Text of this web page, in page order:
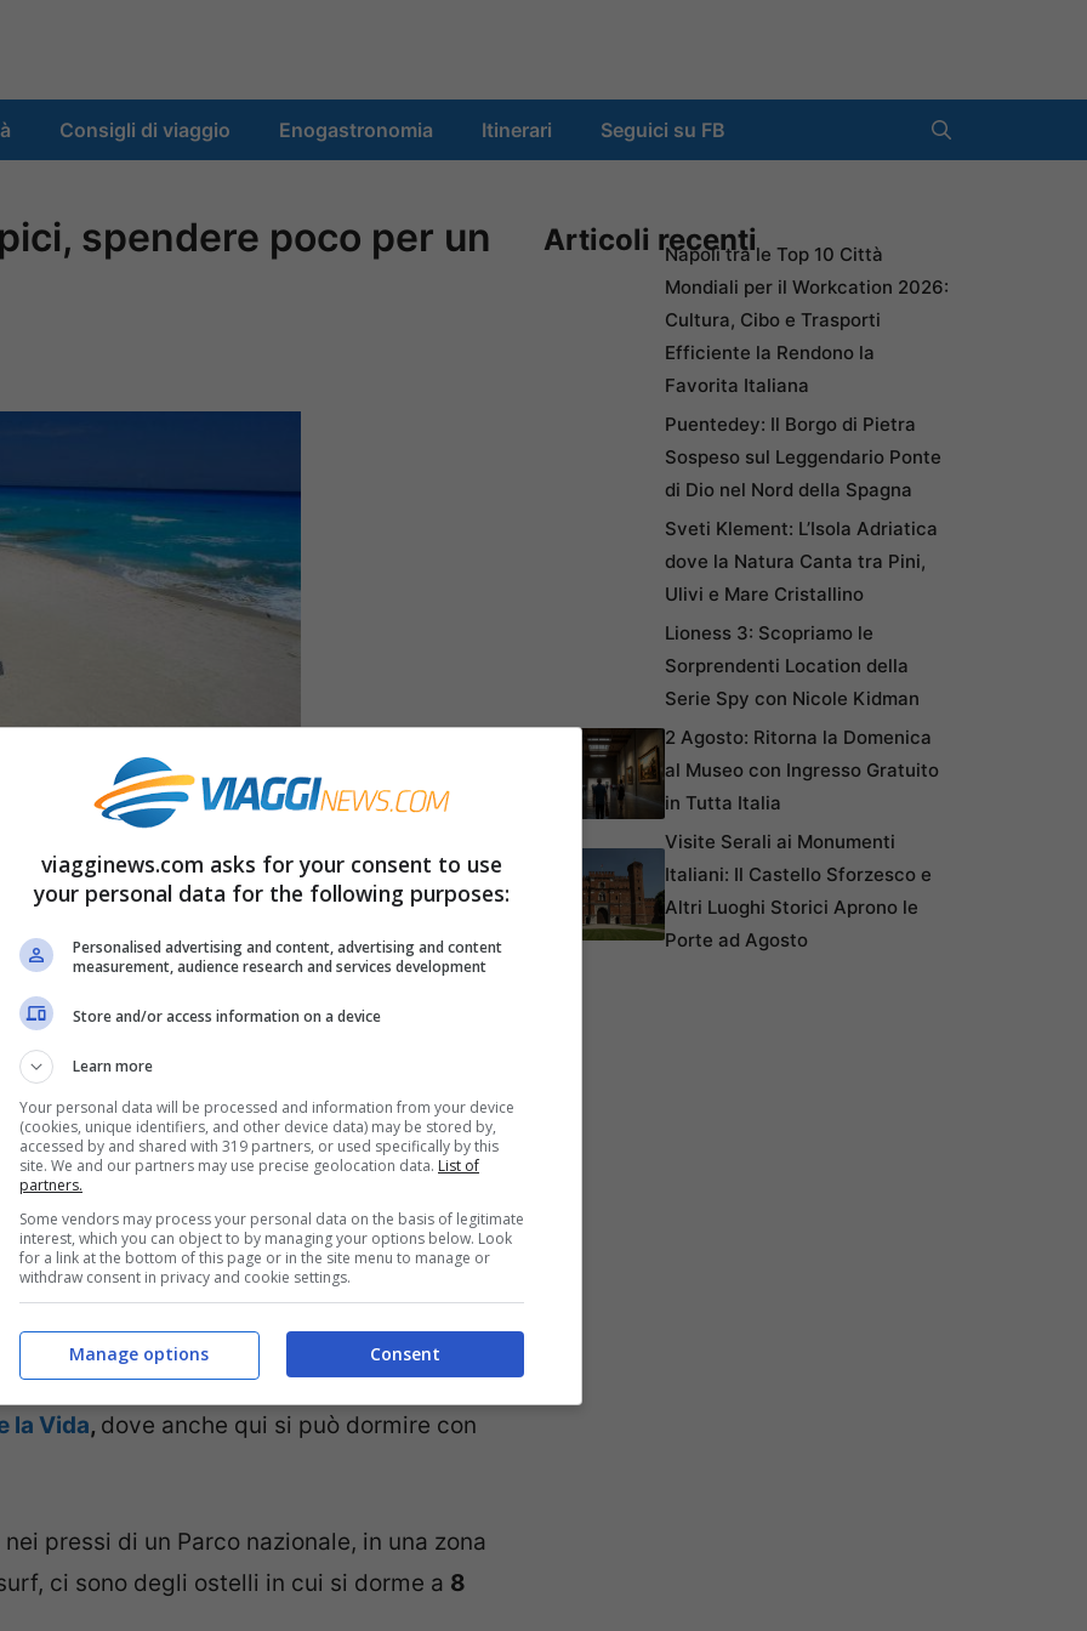
Consigli di viaggio Enogastronomia Itinerari Seguici su FB
spendere poco per un
–Il mare dei Tropiciè uno spettacolo
provare: acqua cristallina, relax totale,
che spaventa è il prezzo: questi luoghi
ad un costo abbordabile.
a visitare questi paesigrazie al
low cost per quanto riguarda il dormire
di godere di tutto il fascino dei
diceRepubblica Viaggi:
, al centro del Messico tra natura e
a persona. Vicino alla favolosaPlaya del
la Vida, dove anche qui si può dormire con
nei pressi di un Parco nazionale, in una zona
ci sono degli ostelli in cui si dorme a 8
Articoli recentiNapoli tra le Top 10 Città
Mondiali per il Workcation 2026:
Cultura, Cibo e Trasporti
Efficiente la Rendono la
Favorita Italiana
Puentedey: Il Borgo di Pietra
Sospeso sul Leggendario Ponte
di Dio nel Nord della Spagna
Sveti Klement: L’Isola Adriatica
dove la Natura Canta tra Pini,
Ulivi e Mare Cristallino
Lioness 3: Scopriamo le
Sorprendenti Location della
Serie Spy con Nicole Kidman
2 Agosto: Ritorna la Domenica
al Museo con Ingresso Gratuito
in Tutta Italia
Visite Serali ai Monumenti
Italiani: Il Castello Sforzesco e
Altri Luoghi Storici Aprono le
Porte ad Agosto
viagginews.com asks for your consent to use
your personal data for the following purposes:
Personalised advertising and content, advertising and content
measurement, audience research and services development
Store and/or access information on a device
Learn more
Your personal data will be processed and information from your device
(cookies, unique identifiers, and other device data) may be stored by,
accessed by and shared with 319 partners, or used specifically by this
site. We and our partners may use precise geolocation data. List of
partners.
Some vendors may process your personal data on the basis of legitimate
interest, which you can object to by managing your options below. Look
for a link at the bottom of this page or in the site menu to manage or
withdraw consent in privacy and cookie settings.
Consent
Manage options